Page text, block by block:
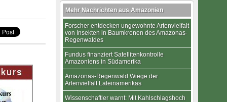
Mehr Nachrichten aus Amazonien
Forscher entdecken ungewohnte Artenvielfalt
von Insekten in Baumkronen des Amazonas-
Regenwaldes
Fundus finanziert Satellitenkontrolle
Amazoniens in Südamerika
Amazonas-Regenwald Wiege der
Artenvielfalt Lateinamerikas
Wissenschaftler warnt: Mit Kahlschlagshoch